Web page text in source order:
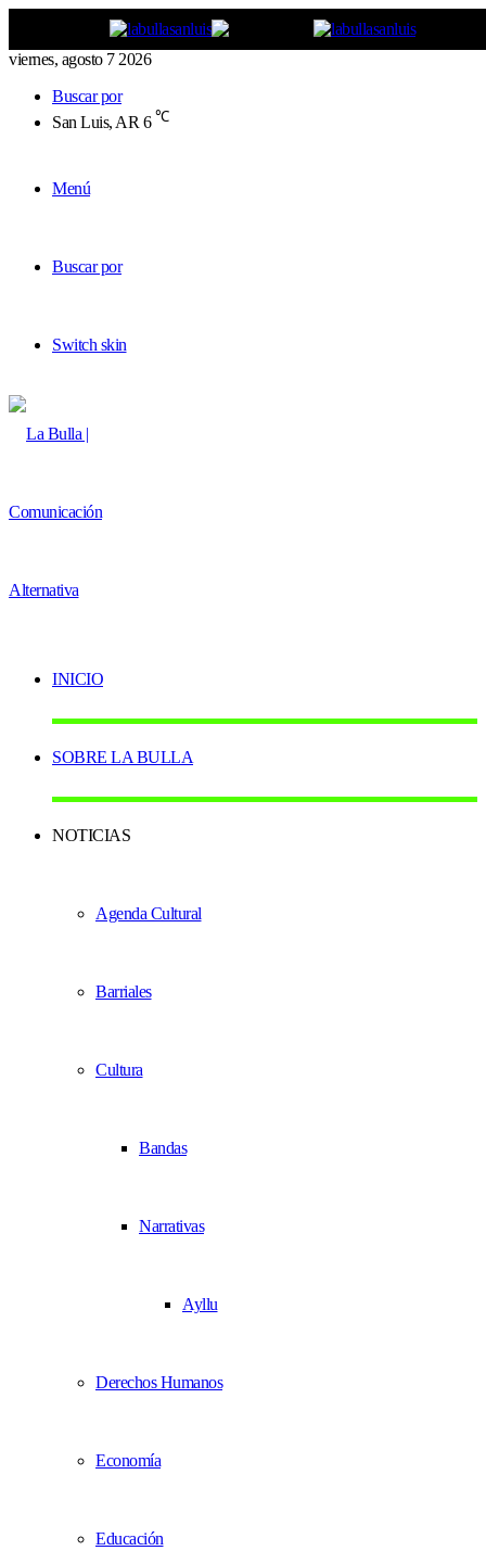
viernes, agosto 7 2026
Buscar por
San Luis, AR 6 ℃
Menú
Buscar por
Switch skin
INICIO
SOBRE LA BULLA
NOTICIAS
Agenda Cultural
Barriales
Cultura
Bandas
Narrativas
Ayllu
Derechos Humanos
Economía
Educación